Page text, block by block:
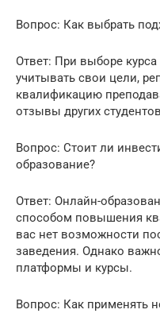
Вопрос: Как выбрать
Ответ: При выборе
учитывать свои цели,
квалификацию
отзывы других
Вопрос: Стоит ли
образование?
Ответ: Онлайн-
способом повышения
вас нет возможности
заведения. Однако
платформы и курсы.
Вопрос: Как применять